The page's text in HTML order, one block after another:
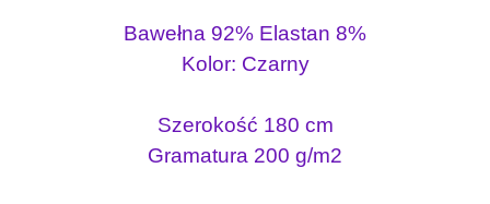
Bawełna 92% Elastan 8%
Kolor: Czarny
Szerokość 180 cm
Gramatura 200 g/m2